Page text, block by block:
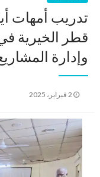
تدريب أمهات
قطر الخيرية
وإدارة
نُشر
2 فبراير، 2025